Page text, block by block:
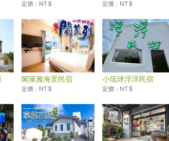
定價：NT $ 定價：NT $
閣萊雅海景民宿
定價：NT $
小琉球浮浮民宿
定價：NT $